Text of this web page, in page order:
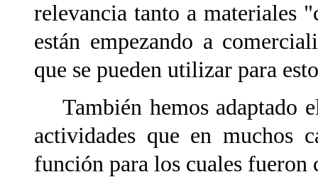
relevancia tanto a materiales
están empezando a
que se pueden utilizar para
También hemos adaptado
actividades que en muchos
función para los cuales fueron